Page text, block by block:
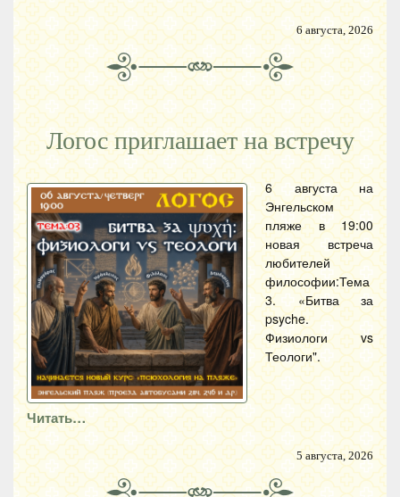
6 августа, 2026
Логос приглашает на встречу
6 августа на
Энгельском
пляже в 19:00
новая встреча
любителей
философии:Тема
3. «Битва за
psyche.
Физиологи vs
Теологи".
Читать…
5 августа, 2026